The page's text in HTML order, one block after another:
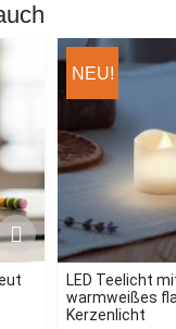
NEU!
LED Teelicht
warmweißes
Kerzenlicht